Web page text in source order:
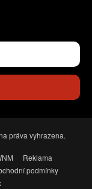
práva vyhrazena.
Reklama
podmínky